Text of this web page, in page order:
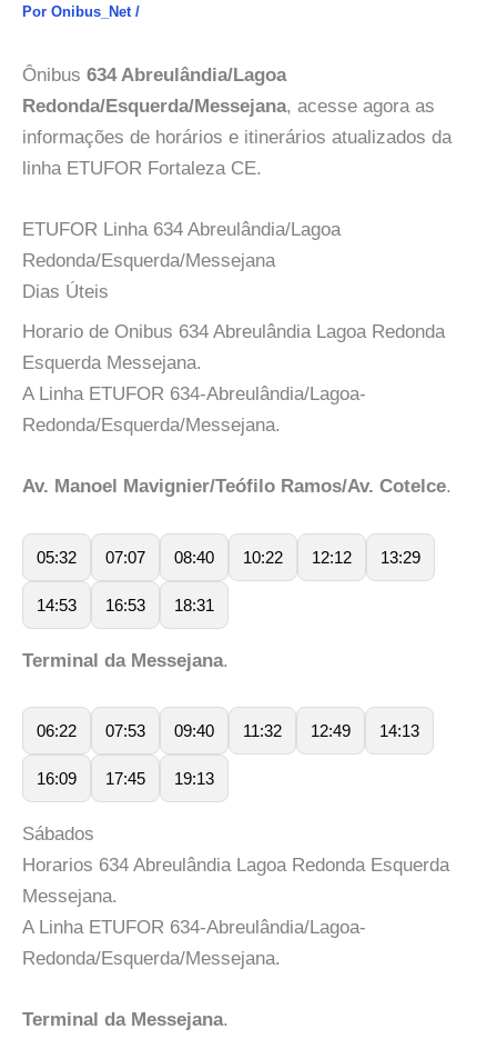
Por Onibus_Net /
Ônibus 634 Abreulândia/Lagoa
Redonda/Esquerda/Messejana, acesse agora as
informações de horários e itinerários atualizados da
linha ETUFOR Fortaleza CE.
ETUFOR Linha 634 Abreulândia/Lagoa
Redonda/Esquerda/Messejana
Dias Úteis
Horario de Onibus 634 Abreulândia Lagoa Redonda
Esquerda Messejana.
A Linha ETUFOR 634-Abreulândia/Lagoa-
Redonda/Esquerda/Messejana.
Av. Manoel Mavignier/Teófilo Ramos/Av. Cotelce.
05:32 07:07 08:40 10:22 12:12 13:29
14:53 16:53 18:31
Terminal da Messejana.
06:22 07:53 09:40 11:32 12:49 14:13
16:09 17:45 19:13
Sábados
Horarios 634 Abreulândia Lagoa Redonda Esquerda
Messejana.
A Linha ETUFOR 634-Abreulândia/Lagoa-
Redonda/Esquerda/Messejana.
Terminal da Messejana.